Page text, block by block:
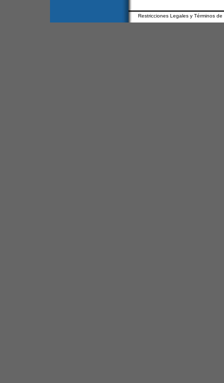
Restricciones Legales y Términos de